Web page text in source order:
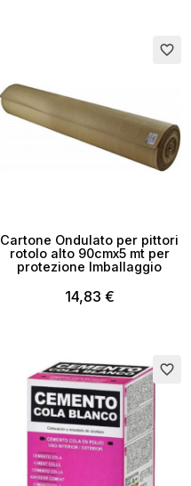
favorite_border
Cartone Ondulato per pittori
rotolo alto 90cmx5 mt per
protezione Imballaggio
14,83 €
favorite_border